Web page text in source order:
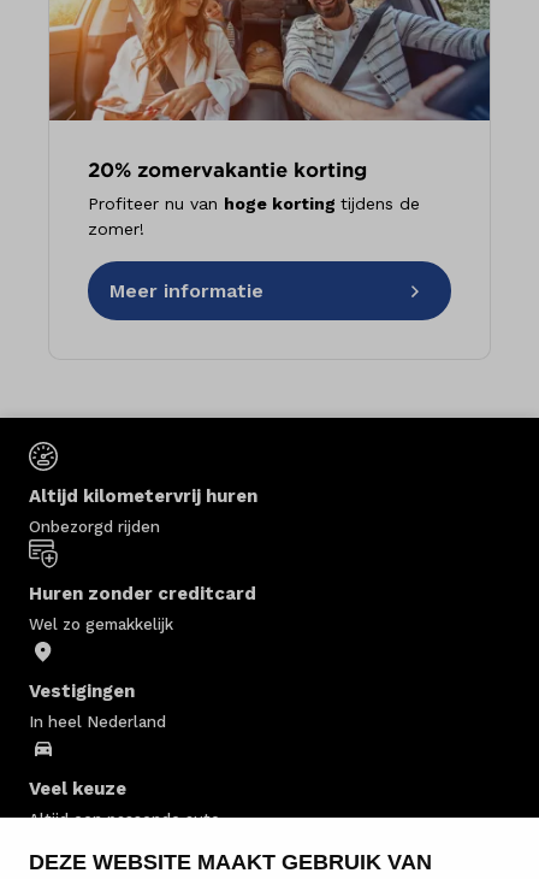
DEZE WEBSITE MAAKT GEBRUIK VAN
20% zomervakantie korting
Profiteer nu van hoge korting tijdens de
zomer!
Meer informatie
Altijd kilometervrij huren
Onbezorgd rijden
Huren zonder creditcard
Wel zo gemakkelijk
Vestigingen
In heel Nederland
Veel keuze
Altijd een passende auto